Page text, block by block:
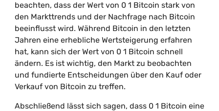
beachten, dass der Wert von 0 1 Bitcoin stark von
den Markttrends und der Nachfrage nach Bitcoin
beeinflusst wird. Während Bitcoin in den letzten
Jahren eine erhebliche Wertsteigerung erfahren
hat, kann sich der Wert von 0 1 Bitcoin schnell
ändern. Es ist wichtig, den Markt zu beobachten
und fundierte Entscheidungen über den Kauf oder
Verkauf von Bitcoin zu treffen.
Abschließend lässt sich sagen, dass 0 1 Bitcoin eine